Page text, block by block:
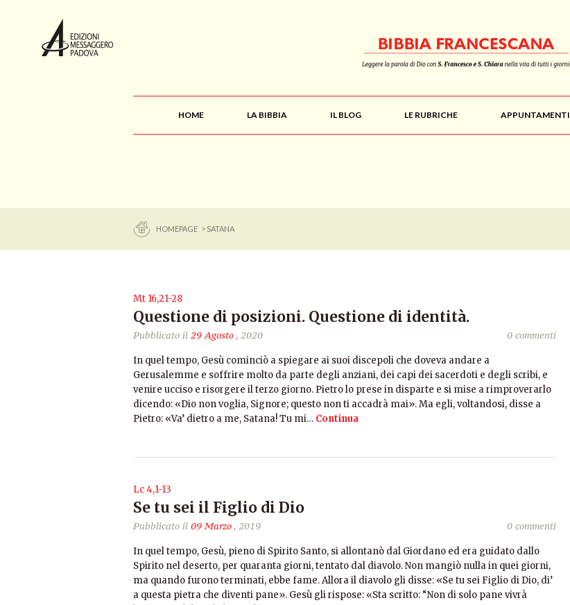
HOME LA BIBBIA IL BLOG LE RUBRICHE APPUNTAMENTI
HOMEPAGE > SATANA
Mt 16,21-28
Questione di posizioni. Questione di identità.
Pubblicato il 29 Agosto, 2020 0 commenti
In quel tempo, Gesù cominciò a spiegare ai suoi discepoli che doveva andare a
Gerusalemme e soffrire molto da parte degli anziani, dei capi dei sacerdoti e degli scribi, e
venire ucciso e risorgere il terzo giorno. Pietro lo prese in disparte e si mise a rimproverarlo
dicendo: «Dio non voglia, Signore; questo non ti accadrà mai». Ma egli, voltandosi, disse a
Pietro: «Va’ dietro a me, Satana! Tu mi… Continua
Lc 4,1-13
Se tu sei il Figlio di Dio
Pubblicato il 09 Marzo, 2019 0 commenti
In quel tempo, Gesù, pieno di Spirito Santo, si allontanò dal Giordano ed era guidato dallo
Spirito nel deserto, per quaranta giorni, tentato dal diavolo. Non mangiò nulla in quei giorni,
ma quando furono terminati, ebbe fame. Allora il diavolo gli disse: «Se tu sei Figlio di Dio, di’
a questa pietra che diventi pane». Gesù gli rispose: «Sta scritto: “Non di solo pane vivrà